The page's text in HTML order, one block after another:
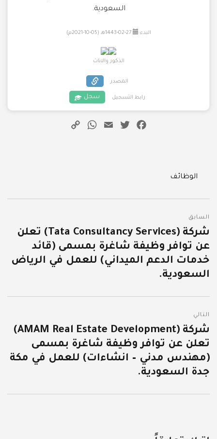
السعودية.
البدء: 27-02-1443هـ (05-10-2021م)
الذكور والاناث
المصدر
رابط التسجيل سجل
Facebook
Twitter
Email
WhatsApp
Categories
الوظائف
المقالات
السابق
المقالة
السابقة:
شركة (Tata Consultancy Services) تعلن
عن توافر وظيفة شاغرة بمسمى (قائد
خدمات الدعم الميداني) للعمل في الرياض
السعودية.
التالي
المقالة
التالية:
شركة (AMAM Real Estate Development)
تعلن عن توافر وظيفة شاغرة بمسمى
(مهندس مدني – انشاءات) للعمل في مكة
جدة السعودية.